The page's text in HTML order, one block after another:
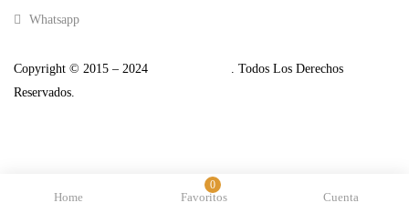
Home
0
Favoritos Cuenta
Whatsapp
Copyright © 2015 – 2024
. Todos Los Derechos
Reservados.